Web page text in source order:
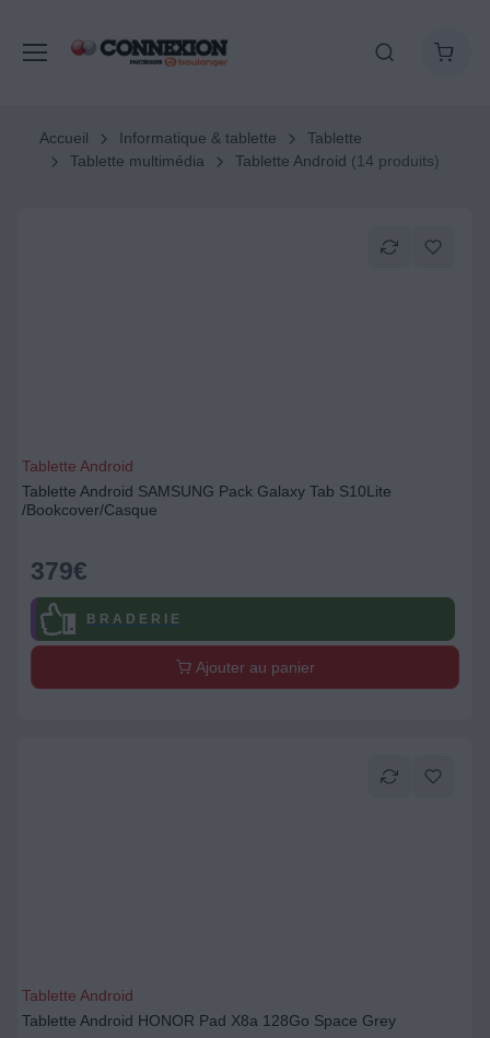
Accueil Informatique & tablette
Tablette
Tablette multimédia
Tablette Android (14 produits)
Tablette Android
Tablette Android SAMSUNG Pack Galaxy Tab S10Lite
/Bookcover/Casque
379€
B R A D E R I E
Ajouter au panier
Tablette Android
Tablette Android HONOR Pad X8a 128Go Space Grey